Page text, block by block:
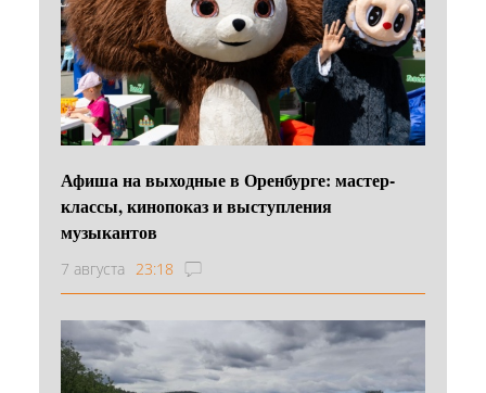
Афиша на выходные в Оренбурге: мастер-
классы, кинопоказ и выступления
музыкантов
7 августа 23:18